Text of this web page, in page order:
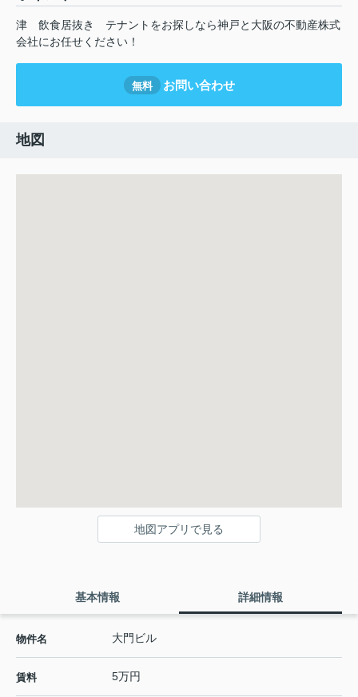
津 飲食居抜き
テナントをお探しなら神戸と大阪の不動産株式
会社にお任せください！
無料 お問い合わせ
地図
地図アプリで見る
基本情報 詳細情報
物件名 大門ビル
賃料 5万円